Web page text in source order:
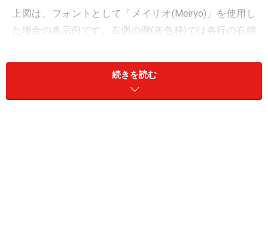
上図は、フォントとして「メイリオ(Meiryo)」を使用し
た場合の表示例です。左側の例(灰色枠)では各行の右端
左端だけでなく右端も揃っています。
このフォント「メイリオ」は、日本語文字に関しては等
続きを読む